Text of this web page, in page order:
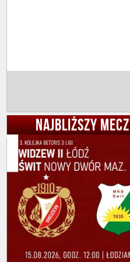
NAJBLIŻSZY MECZ